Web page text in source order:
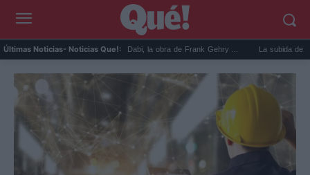
Últimas Noticias- Noticias Que!:
El Guggenheim de Abu Dabi, la obra de Frank Gehry ... La subida de precios